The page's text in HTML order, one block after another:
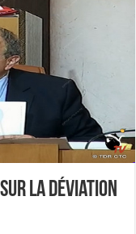
la déviation